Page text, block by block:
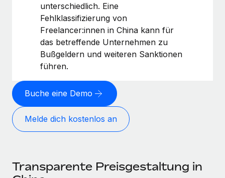
unterschiedlich. Eine
Fehlklassifizierung von
Freelancer:innen in China kann für
das betreffende Unternehmen zu
Bußgeldern und weiteren Sanktionen
führen.
Buche eine Demo
Melde dich kostenlos an
Transparente Preisgestaltung in